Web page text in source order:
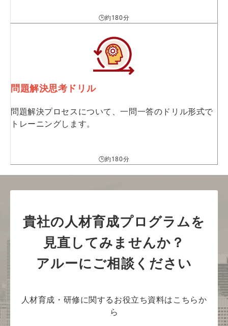
🕒約180分
問題解決思考ドリル
問題解決プロセスについて、一問一答のドリル形式で
トレーニングします。
🕒約180分
貴社の人材育成プログラムを
見直してみませんか？
アルーにご相談ください
人材育成・研修に関するお役立ち資料はこちらか
ら